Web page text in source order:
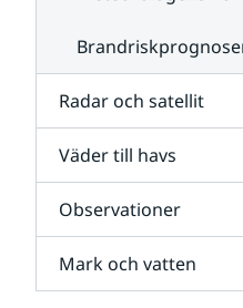
Radar och satellit
Väder till havs
Observationer
Mark och vatten